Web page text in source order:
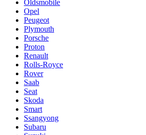
Oldsmobile
Opel
Peugeot
Plymouth
Porsche
Proton
Renault
Rolls-Royce
Rover
Saab
Seat
Skoda
Smart
Ssangyong
Subaru